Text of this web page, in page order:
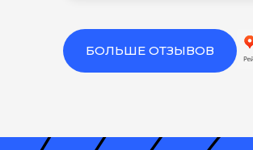
БОЛЬШЕ ОТЗЫВОВ